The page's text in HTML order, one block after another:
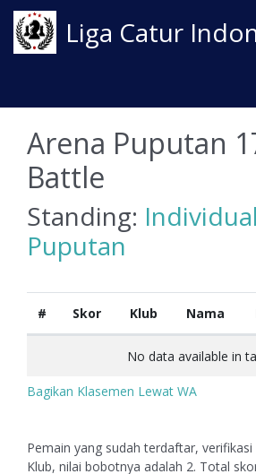
Liga Catur
Arena Puputan
Battle
Standing: Individual
Puputan
# Skor Klub Nama
No data available in
Bagikan Klasemen Lewat WA
Pemain yang sudah terdaftar,
Klub, nilai bobotnya adalah 2. Total